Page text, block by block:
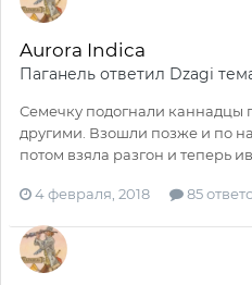
Aurora Indica
Паганель ответил Dzagi
Семечку подогнали каннадцы
другими. Взошли позже и по
потом взяла разгон и теперь
4 февраля, 2018 85